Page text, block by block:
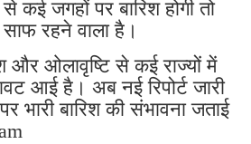
जगहों पर बारिश होगी तो
रहने वाला है।
और ओलावृष्टि से कई राज्यों में
आई है। अब नई रिपोर्ट जारी
भारी बारिश की संभावना जताई